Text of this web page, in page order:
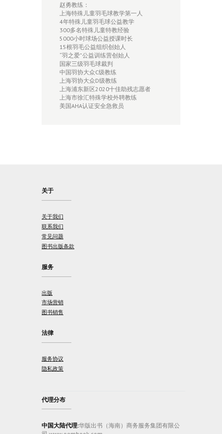
赵勇教练：
上海特殊儿童羽毛球教学第一人
4年特殊儿童羽毛球公益教学
300多名特殊儿童特教经验
5000小时球场公益授课时长
15根羽毛公益组织创始人
“羽之爱”公益训练营创始人
国家三级羽毛球裁判
中国羽协大众C级教练
上海羽协大众D级教练
上海浦东新区2020十佳助残志愿者
上海市徐汇特殊学校外聘教练
美国AHA认证安全急救员
关于
关于我们
联系我们
常见问题
图书出版条款
服务
出版
市场营销
图书销售
法律
服务协议
隐私政策
代理分布
中国大陆代理:华版出书（海南）商务服务集团有限公